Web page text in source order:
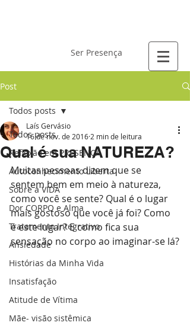
Ser Presença
Post
Todos posts
Reflexão em PRESENÇA
Autoconhecimento Liberta
Sobre a VIDA
Dor CORPO e Alma
Tratamento Integrativo
Ansiedade
Histórias da Minha Vida
Insatisfação
Atitude de Vítima
Mãe- visão sistêmica
Todos posts
Qual é sua NATUREZA?
Laís Gervásio
16 de nov. de 2016 2 min de leitura
Muitas pessoas dizem que se
sentem bem em meio à natureza,
como você se sente? Qual é o lugar
mais gostoso que você já foi? Como
é este lugar? E como fica sua
sensação no corpo ao imaginar-se lá?